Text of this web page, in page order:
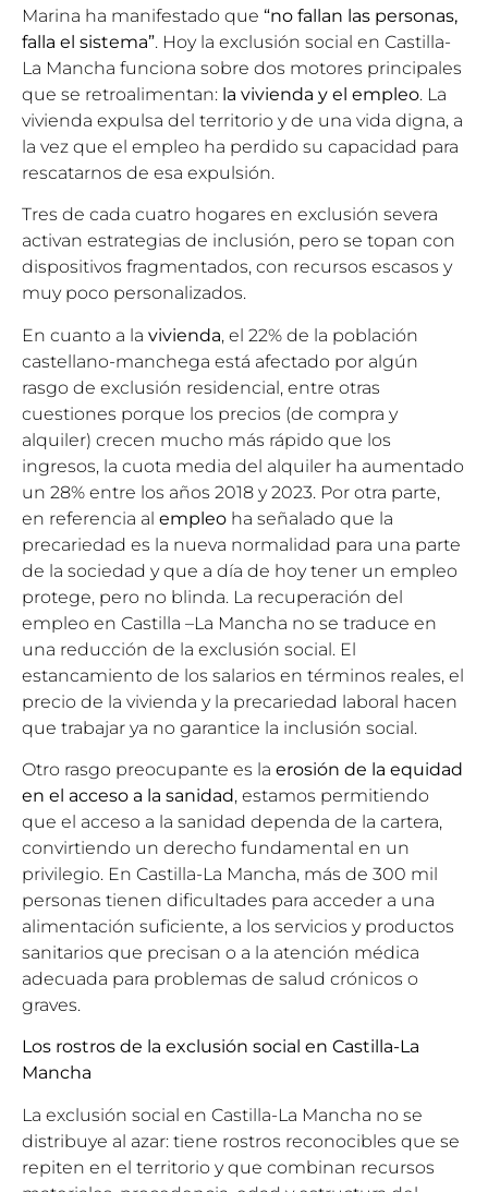
Marina ha manifestado que “no fallan las personas,
falla el sistema”. Hoy la exclusión social en Castilla-
La Mancha funciona sobre dos motores principales
que se retroalimentan: la vivienda y el empleo. La
vivienda expulsa del territorio y de una vida digna, a
la vez que el empleo ha perdido su capacidad para
rescatarnos de esa expulsión.
Tres de cada cuatro hogares en exclusión severa
activan estrategias de inclusión, pero se topan con
dispositivos fragmentados, con recursos escasos y
muy poco personalizados.
En cuanto a la vivienda, el 22% de la población
castellano-manchega está afectado por algún
rasgo de exclusión residencial, entre otras
cuestiones porque los precios (de compra y
alquiler) crecen mucho más rápido que los
ingresos, la cuota media del alquiler ha aumentado
un 28% entre los años 2018 y 2023. Por otra parte,
en referencia al empleo ha señalado que la
precariedad es la nueva normalidad para una parte
de la sociedad y que a día de hoy tener un empleo
protege, pero no blinda. La recuperación del
empleo en Castilla –La Mancha no se traduce en
una reducción de la exclusión social. El
estancamiento de los salarios en términos reales, el
precio de la vivienda y la precariedad laboral hacen
que trabajar ya no garantice la inclusión social.
Otro rasgo preocupante es la erosión de la equidad
en el acceso a la sanidad, estamos permitiendo
que el acceso a la sanidad dependa de la cartera,
convirtiendo un derecho fundamental en un
privilegio. En Castilla-La Mancha, más de 300 mil
personas tienen dificultades para acceder a una
alimentación suficiente, a los servicios y productos
sanitarios que precisan o a la atención médica
adecuada para problemas de salud crónicos o
graves.
Los rostros de la exclusión social en Castilla-La
Mancha
La exclusión social en Castilla-La Mancha no se
distribuye al azar: tiene rostros reconocibles que se
repiten en el territorio y que combinan recursos